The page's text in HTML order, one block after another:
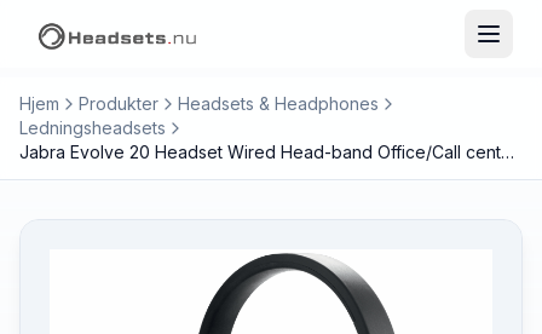
Hjem Produkter
Headsets & Headphones
Ledningsheadsets
Jabra Evolve 20 Headset Wired Head-band Office/Call center USB Type-C / USB Type-A Black